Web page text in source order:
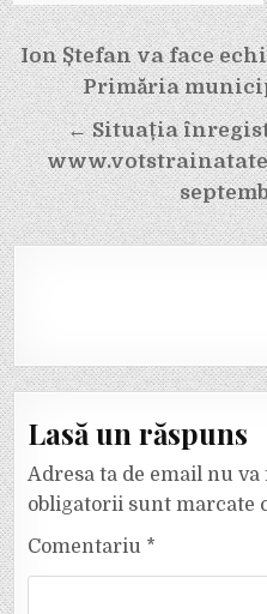
Navigare
în
articole
Ion Ștefan va face
Primăria
← Situația
Lasă un răspuns
Adresa ta de email nu va
obligatorii sunt marcate
Comentariu *